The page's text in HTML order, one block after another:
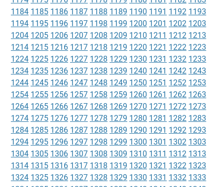
1184 1185 1186 1187 1188 1189 1190 1191 1192 1193
1194 1195 1196 1197 1198 1199 1200 1201 1202 1203
1204 1205 1206 1207 1208 1209 1210 1211 1212 1213
1214 1215 1216 1217 1218 1219 1220 1221 1222 1223
1224 1225 1226 1227 1228 1229 1230 1231 1232 1233
1234 1235 1236 1237 1238 1239 1240 1241 1242 1243
1244 1245 1246 1247 1248 1249 1250 1251 1252 1253
1254 1255 1256 1257 1258 1259 1260 1261 1262 1263
1264 1265 1266 1267 1268 1269 1270 1271 1272 1273
1274 1275 1276 1277 1278 1279 1280 1281 1282 1283
1284 1285 1286 1287 1288 1289 1290 1291 1292 1293
1294 1295 1296 1297 1298 1299 1300 1301 1302 1303
1304 1305 1306 1307 1308 1309 1310 1311 1312 1313
1314 1315 1316 1317 1318 1319 1320 1321 1322 1323
1324 1325 1326 1327 1328 1329 1330 1331 1332 1333